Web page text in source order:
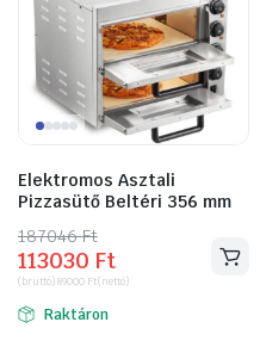
Elektromos Asztali
Pizzasütő Beltéri 356 mm
187046Ft
Original
price
was:
187046 Ft.
113030 Ft
Current
price
is:
113030 Ft.
(bruttó)89000 Ft(nettó)
Raktáron